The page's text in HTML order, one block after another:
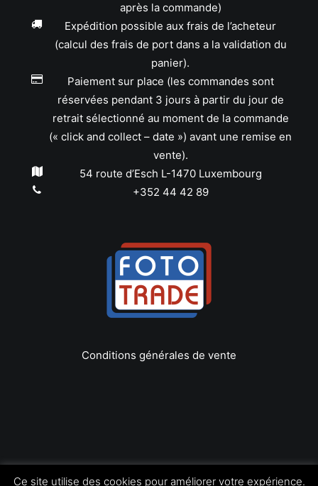
après la commande)
Expédition possible aux frais de l’acheteur
(calcul des frais de port dans a la validation du
panier).
Paiement sur place (les commandes sont
réservées pendant 3 jours à partir du jour de
retrait sélectionné au moment de la commande
(« click and collect – date ») avant une remise en
vente).
54 route d’Esch L-1470 Luxembourg
+352 44 42 89
Conditions générales de vente
Copyright © 2022 Foto Trade
Ce site utilise des cookies pour améliorer votre expérience.